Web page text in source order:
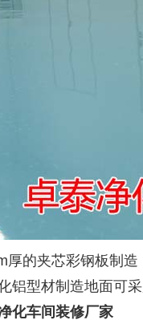
厚的夹芯彩钢板制
铝型材制造地面可
化车间装修厂家